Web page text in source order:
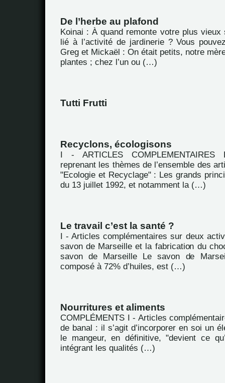
De l’herbe au plafond
Koinai : À quand remonte votre plus vieux
lié à l’activité de jardinerie ? Vous
Greg et Mickaël : On était petits, notre
plantes ; chez l’un ou (…)
Tutti Frutti
Recyclons, écologisons
I - ARTICLES COMPLEMENTAIRES
reprenant les thèmes de l’ensemble des
"Ecologie et Recyclage" : Les grands
du 13 juillet 1992, et notamment la (…)
Le travail c’est la santé ?
I - Articles complémentaires sur deux
savon de Marseille et la fabrication du
savon de Marseille Le savon de
composé à 72% d’huiles, est (…)
Nourritures et aliments
COMPLÉMENTS I - Articles
de banal : il s’agit d’incorporer en soi un
le mangeur, en définitive, "devient ce
intégrant les qualités (…)